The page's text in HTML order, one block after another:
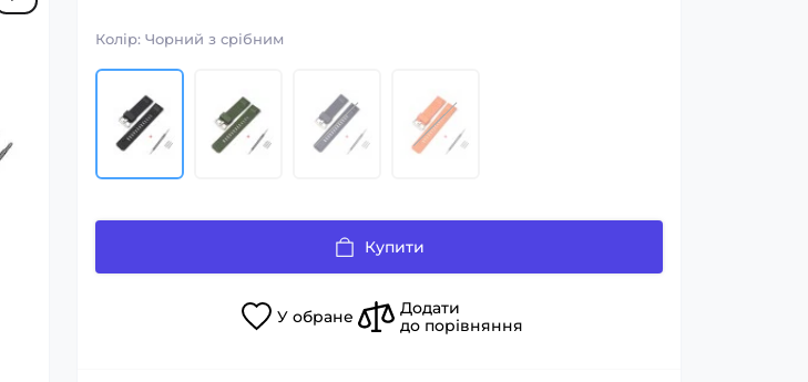
Колір: Чорний з срібним
Купити
У обране
Додати
до порівняння